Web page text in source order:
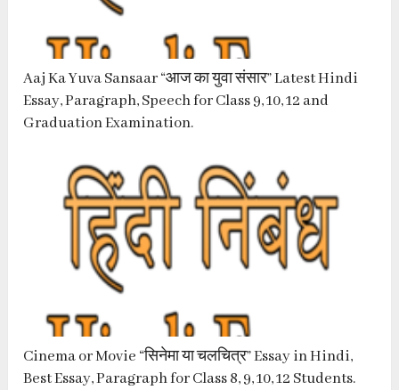
Aaj Ka Yuva Sansaar “आज का युवा संसार” Latest Hindi
Essay, Paragraph, Speech for Class 9, 10, 12 and
Graduation Examination.
Cinema or Movie “सिनेमा या चलचित्र” Essay in Hindi,
Best Essay, Paragraph for Class 8, 9, 10, 12 Students.